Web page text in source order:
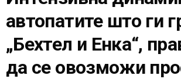
автопатите што ги
„Бехтел и Енка“,
да се овозможи